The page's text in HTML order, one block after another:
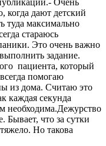
когда дают детский
туда максимально
стараюсь
Это очень важно
задание.
пациента, который
помогаю
из дома. Считаю это
каждая секунда
необходима.Дежурство
Бывает, что за сутки
Но такова